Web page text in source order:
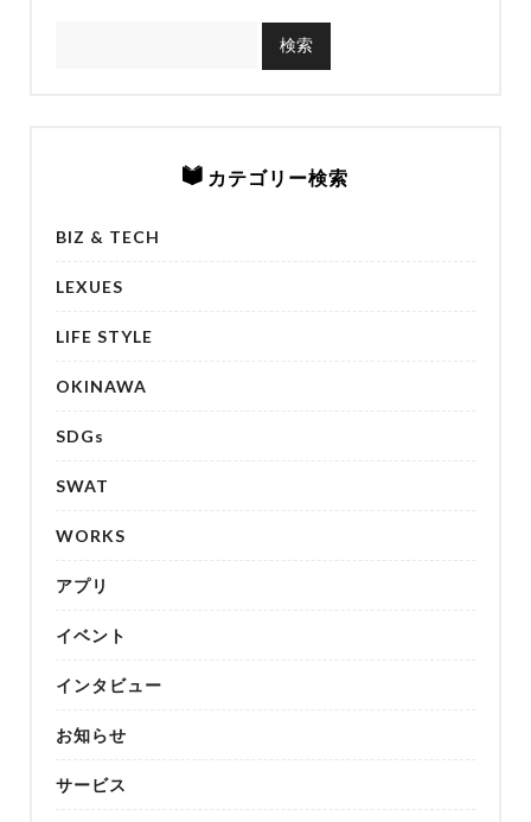
カテゴリー検索
BIZ & TECH
LEXUES
LIFE STYLE
OKINAWA
SDGs
SWAT
WORKS
アプリ
イベント
インタビュー
お知らせ
サービス